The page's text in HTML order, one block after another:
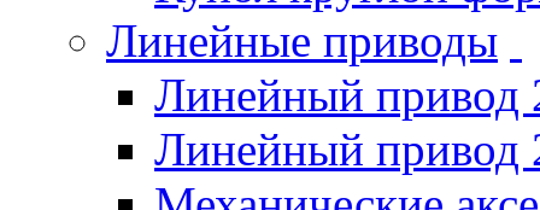
Линейные приводы
Линейный привод
Линейный привод